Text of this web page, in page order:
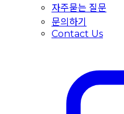
자주묻는 질문
문의하기
Contact Us